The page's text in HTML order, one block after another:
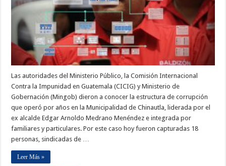
Las autoridades del Ministerio Público, la Comisión Internacional
Contra la Impunidad en Guatemala (CICIG) y Ministerio de
Gobernación (Mingob) dieron a conocer la estructura de corrupción
que operó por años en la Municipalidad de Chinautla, liderada por el
ex alcalde Edgar Arnoldo Medrano Menéndez e integrada por
familiares y particulares. Por este caso hoy fueron capturadas 18
personas, sindicadas de …
Leer Más »